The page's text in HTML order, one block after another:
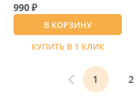
990 ₽
В КОРЗИНУ
КУПИТЬ В 1 КЛИК
1 2